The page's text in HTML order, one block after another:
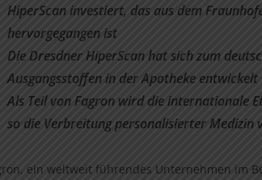
HiperScan investiert, das aus dem
hervorgegangen ist
Die Dresdner HiperScan hat sich zum
Ausgangsstoffen in der Apotheke entwickelt
Als Teil von Fagron wird die internationale
so die Verbreitung personalisierter Medizin
ein weltweit führendes Unternehmen im